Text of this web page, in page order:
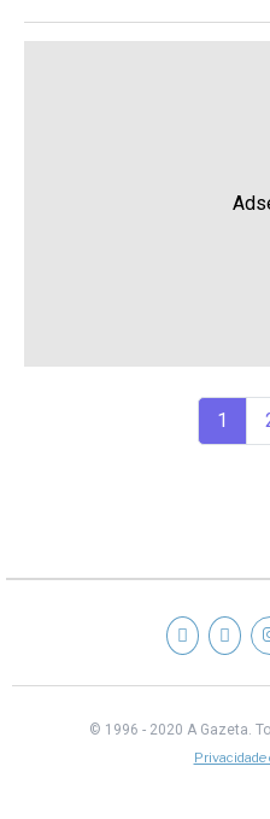
1
© 1996 - 2020 A Gazeta.
Privacidade